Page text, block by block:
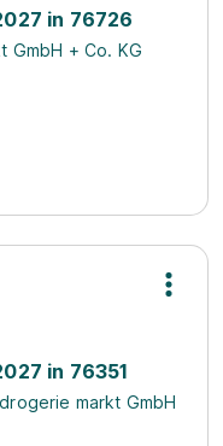
in 76726
GmbH + Co. KG
in 76351
markt GmbH